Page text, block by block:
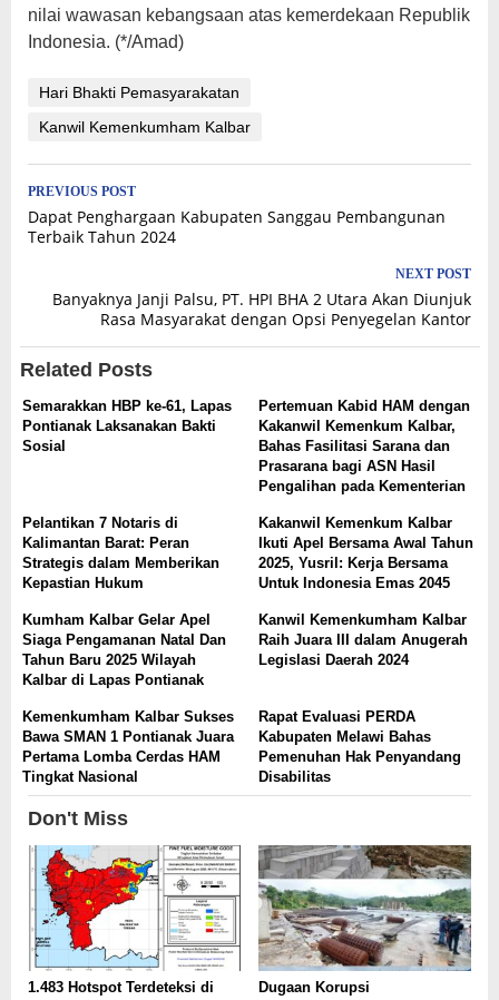
nilai wawasan kebangsaan atas kemerdekaan Republik
Indonesia. (*/Amad)
Hari Bhakti Pemasyarakatan
Kanwil Kemenkumham Kalbar
Post
navigation
PREVIOUS POST
Dapat Penghargaan Kabupaten Sanggau Pembangunan
Terbaik Tahun 2024
NEXT POST
Banyaknya Janji Palsu, PT. HPI BHA 2 Utara Akan Diunjuk
Rasa Masyarakat dengan Opsi Penyegelan Kantor
Related Posts
Semarakkan HBP ke-61, Lapas
Pontianak Laksanakan Bakti
Sosial
Pertemuan Kabid HAM dengan
Kakanwil Kemenkum Kalbar,
Bahas Fasilitasi Sarana dan
Prasarana bagi ASN Hasil
Pengalihan pada Kementerian
Pelantikan 7 Notaris di
Kalimantan Barat: Peran
Strategis dalam Memberikan
Kepastian Hukum
Kakanwil Kemenkum Kalbar
Ikuti Apel Bersama Awal Tahun
2025, Yusril: Kerja Bersama
Untuk Indonesia Emas 2045
Kumham Kalbar Gelar Apel
Siaga Pengamanan Natal Dan
Tahun Baru 2025 Wilayah
Kalbar di Lapas Pontianak
Kanwil Kemenkumham Kalbar
Raih Juara III dalam Anugerah
Legislasi Daerah 2024
Kemenkumham Kalbar Sukses
Bawa SMAN 1 Pontianak Juara
Pertama Lomba Cerdas HAM
Tingkat Nasional
Rapat Evaluasi PERDA
Kabupaten Melawi Bahas
Pemenuhan Hak Penyandang
Disabilitas
Don't Miss
1.483 Hotspot Terdeteksi di
Dugaan Korupsi